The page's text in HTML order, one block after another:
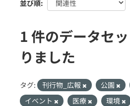
並び順
1 件のデータセ
りました
タグ: 刊行物_広報 公園
イベント
医療 環境